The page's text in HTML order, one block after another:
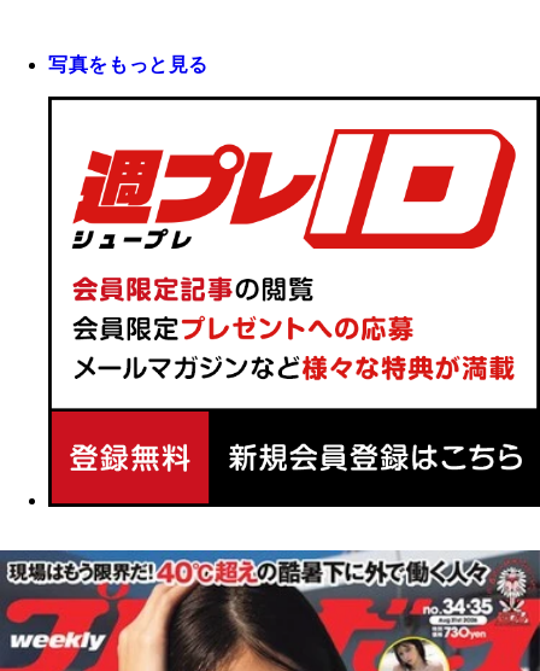
写真をもっと見る